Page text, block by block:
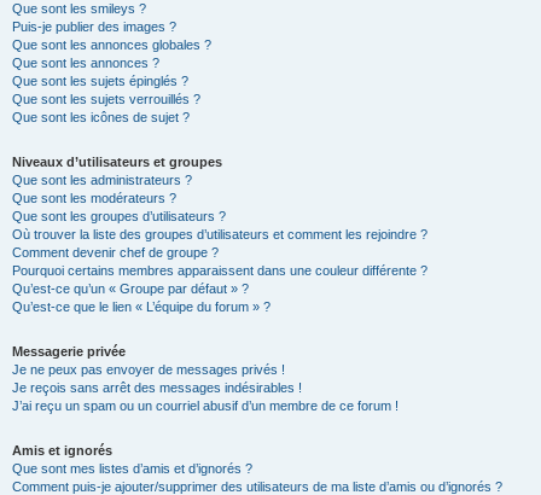
Que sont les smileys ?
Puis-je publier des images ?
Que sont les annonces globales ?
Que sont les annonces ?
Que sont les sujets épinglés ?
Que sont les sujets verrouillés ?
Que sont les icônes de sujet ?
Niveaux d’utilisateurs et groupes
Que sont les administrateurs ?
Que sont les modérateurs ?
Que sont les groupes d’utilisateurs ?
Où trouver la liste des groupes d’utilisateurs et comment les rejoindre ?
Comment devenir chef de groupe ?
Pourquoi certains membres apparaissent dans une couleur différente ?
Qu’est-ce qu’un « Groupe par défaut » ?
Qu’est-ce que le lien « L’équipe du forum » ?
Messagerie privée
Je ne peux pas envoyer de messages privés !
Je reçois sans arrêt des messages indésirables !
J’ai reçu un spam ou un courriel abusif d’un membre de ce forum !
Amis et ignorés
Que sont mes listes d’amis et d’ignorés ?
Comment puis-je ajouter/supprimer des utilisateurs de ma liste d’amis ou d’ignorés ?